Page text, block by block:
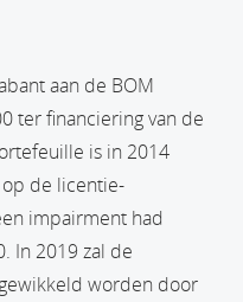
aan de BOM
ter financiering van de
is in 2014
de licentie-
impairment had
In 2019 zal de
worden door